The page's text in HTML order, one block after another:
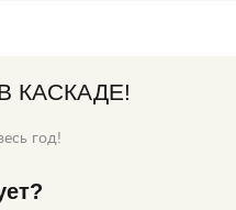
КАСКАДЕ!
год!